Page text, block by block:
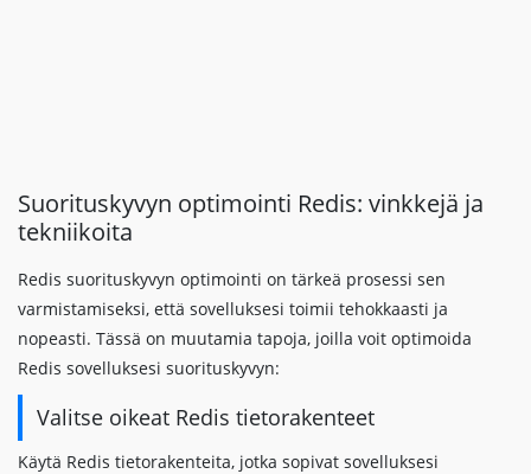
Suorituskyvyn optimointi Redis: vinkkejä ja
tekniikoita
Redis suorituskyvyn optimointi on tärkeä prosessi sen
varmistamiseksi, että sovelluksesi toimii tehokkaasti ja
nopeasti. Tässä on muutamia tapoja, joilla voit optimoida
Redis sovelluksesi suorituskyvyn:
Valitse oikeat Redis tietorakenteet
Käytä Redis tietorakenteita, jotka sopivat sovelluksesi